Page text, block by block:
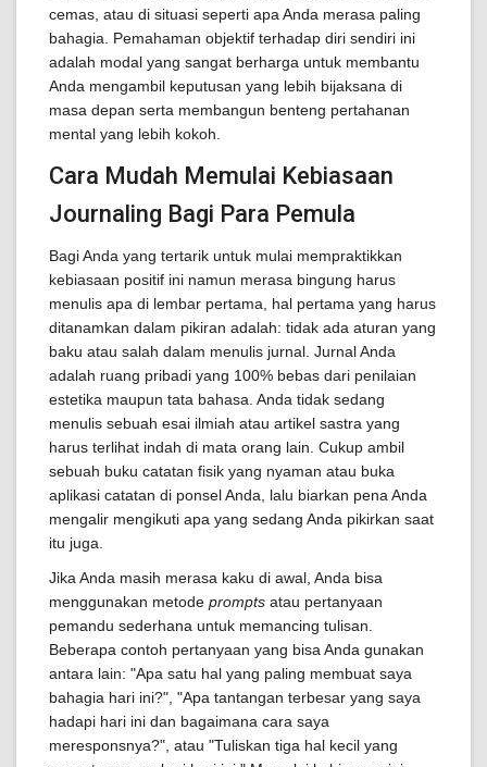
cemas, atau di situasi seperti apa Anda merasa paling
bahagia. Pemahaman objektif terhadap diri sendiri ini
adalah modal yang sangat berharga untuk membantu
Anda mengambil keputusan yang lebih bijaksana di
masa depan serta membangun benteng pertahanan
mental yang lebih kokoh.
Cara Mudah Memulai Kebiasaan
Journaling Bagi Para Pemula
Bagi Anda yang tertarik untuk mulai mempraktikkan
kebiasaan positif ini namun merasa bingung harus
menulis apa di lembar pertama, hal pertama yang harus
ditanamkan dalam pikiran adalah: tidak ada aturan yang
baku atau salah dalam menulis jurnal. Jurnal Anda
adalah ruang pribadi yang 100% bebas dari penilaian
estetika maupun tata bahasa. Anda tidak sedang
menulis sebuah esai ilmiah atau artikel sastra yang
harus terlihat indah di mata orang lain. Cukup ambil
sebuah buku catatan fisik yang nyaman atau buka
aplikasi catatan di ponsel Anda, lalu biarkan pena Anda
mengalir mengikuti apa yang sedang Anda pikirkan saat
itu juga.
Jika Anda masih merasa kaku di awal, Anda bisa
menggunakan metode prompts atau pertanyaan
pemandu sederhana untuk memancing tulisan.
Beberapa contoh pertanyaan yang bisa Anda gunakan
antara lain: "Apa satu hal yang paling membuat saya
bahagia hari ini?", "Apa tantangan terbesar yang saya
hadapi hari ini dan bagaimana cara saya
meresponsnya?", atau "Tuliskan tiga hal kecil yang